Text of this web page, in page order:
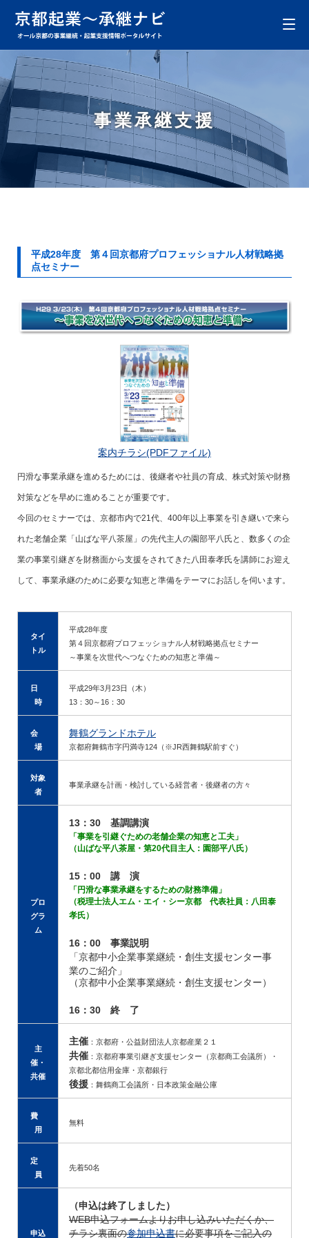
事業承継支援
平成28年度 第４回京都府プロフェッショナル人材戦略拠
点セミナー
案内チラシ(PDFファイル)
円滑な事業承継を進めるためには、後継者や社員の育成、株式対策や財務
対策などを早めに進めることが重要です。
今回のセミナーでは、京都市内で21代、400年以上事業を引き継いで来ら
れた老舗企業「山ばな平八茶屋」の先代主人の園部平八氏と、数多くの企
業の事業引継ぎを財務面から支援をされてきた八田泰孝氏を講師にお迎え
して、事業承継のために必要な知恵と準備をテーマにお話しを伺います。
タイ
トル
平成28年度
第４回京都府プロフェッショナル人材戦略拠点セミナー
～事業を次世代へつなぐための知恵と準備～
日
時
平成29年3月23日（木）
13：30～16：30
会
場
舞鶴グランドホテル
京都府舞鶴市字円満寺124（※JR西舞鶴駅前すぐ）
対象
者
事業承継を計画・検討している経営者・後継者の方々
プロ
グラ
ム
13：30 基調講演
「事業を引継ぐための老舗企業の知恵と工夫」
（山ばな平八茶屋・第20代目主人：園部平八氏）
15：00 講 演
「円滑な事業承継をするための財務準備」
（税理士法人エム・エイ・シー京都 代表社員：八田泰
孝氏）
16：00 事業説明
「京都中小企業事業継続・創生支援センター事
業のご紹介」
（京都中小企業事業継続・創生支援センター）
16：30 終 了
主
催・
共催
主催 ：京都府・公益財団法人京都産業２１
共催 ：京都府事業引継ぎ支援センター（京都商工会議所）・
京都北都信用金庫・京都銀行
後援 ：舞鶴商工会議所・日本政策金融公庫
費
用
無料
定
員
先着50名
申込
（申込は終了しました）
WEB申込フォームよりお申し込みいただくか、
チラシ裏面の参加申込書に必要事項をご記入の